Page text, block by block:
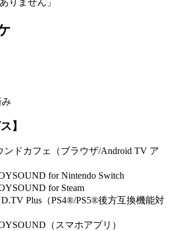
りません」
】
ンドカフェ（ブラウザ/Android TV ア
for Nintendo Switch
for Steam
Plus（PS4®/PS5®後方互換機能対
（スマホアプリ）